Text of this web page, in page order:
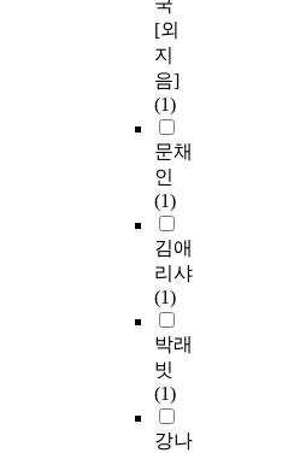
국
[외
지
음]
(1)
문채
인
(1)
김애
리샤
(1)
박래
빗
(1)
강나